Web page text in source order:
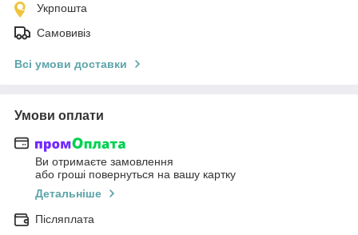
Укрпошта
Самовивіз
Всі умови доставки
Умови оплати
Ви отримаєте замовлення
або гроші повернуться на вашу картку
Детальніше
Післяплата